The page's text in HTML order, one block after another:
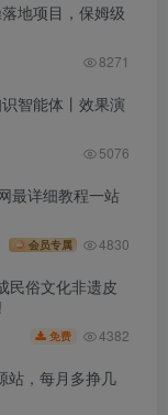
地项目，保姆级
8271
智能体丨效果演
5076
最详细教程一站
会员专属 4830
民俗文化非遗皮
免费 4382
站，每月多挣几